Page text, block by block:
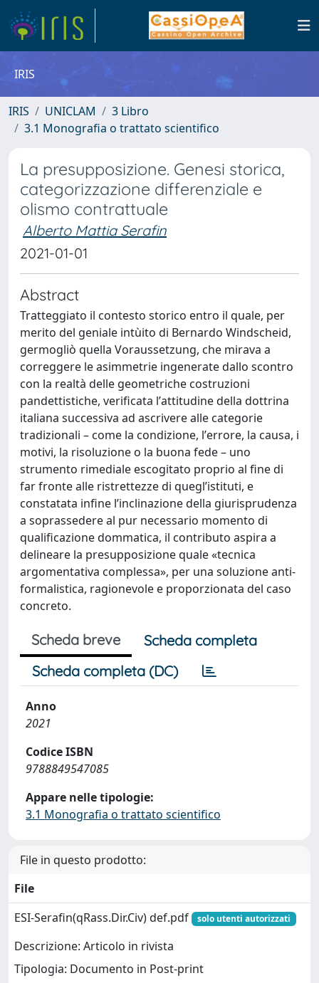
IRIS
IRIS UNICLAM
3 Libro
3.1 Monografia o trattato scientifico
La presupposizione. Genesi storica,
categorizzazione differenziale e
olismo contrattuale
Alberto Mattia Serafin
2021-01-01
Abstract
Tratteggiato il contesto storico entro il quale, per
merito del geniale intùito di Bernardo Windscheid,
germogliò quella Voraussetzung, che mirava a
correggere le asimmetrie ingenerate dallo scontro
con la realtà delle geometriche costruzioni
pandettistiche, verificata lʼattitudine della dottrina
italiana successiva ad ascrivere alle categorie
tradizionali – come la condizione, lʼerrore, la causa, i
motivi, la risoluzione o la buona fede – uno
strumento rimediale escogitato proprio al fine di
far fronte alle ristrettezze di queglʼistituti, e
constatata infine lʼinclinazione della giurisprudenza
a soprassedere al pur necessario momento di
qualificazione dommatica, il contributo aspira a
delineare la presupposizione quale «tecnica
argomentativa complessa», per una soluzione anti-
formalistica, ragionevole e proporzionata del caso
concreto.
Scheda breve
Scheda completa
Scheda completa (DC)
Anno
2021
Codice ISBN
9788849547085
Appare nelle tipologie:
3.1 Monografia o trattato scientifico
File in questo prodotto:
File
ESI-Serafin(qRass.Dir.Civ) def.pdf
solo utenti autorizzati
Descrizione: Articolo in rivista
Tipologia: Documento in Post-print